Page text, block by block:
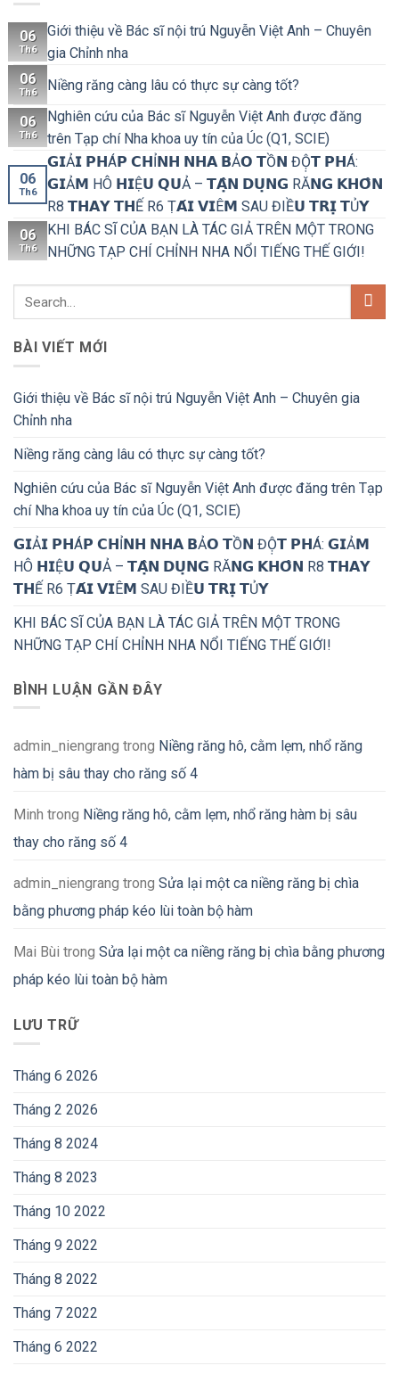
06
Th6
Giới thiệu về Bác sĩ nội trú Nguyễn Việt Anh – Chuyên
gia Chỉnh nha
06
Th6 Niềng răng càng lâu có thực sự càng tốt?
06
Th6
Nghiên cứu của Bác sĩ Nguyễn Việt Anh được đăng
trên Tạp chí Nha khoa uy tín của Úc (Q1, SCIE)
06
Th6
𝗚𝗜Ả𝗜 𝗣𝗛Á𝗣 𝗖𝗛Ỉ𝗡𝗛 𝗡𝗛𝗔 𝗕Ả𝗢 𝗧Ồ𝗡 ĐỘ̣𝗧 𝗣𝗛Á:
𝗚𝗜Ả𝗠 HÔ 𝗛𝗜Ệ𝗨 𝗤𝗨Ả – 𝗧𝗔̣̂𝗡 𝗗𝗨̣𝗡𝗚 RĂ𝗡𝗚 𝗞𝗛𝗢̂𝗡
R8 𝗧𝗛𝗔𝗬 𝗧𝗛Ế R6 Ṭ𝗔́𝗜 𝗩𝗜Ê𝗠 SAU ĐIỀ𝗨 𝗧𝗥𝗜̣ 𝗧Ủ𝗬
06
Th6
KHI BÁC SĨ CỦA BẠN LÀ TÁC GIẢ TRÊN MỘT TRONG
NHỮNG TẠP CHÍ CHỈNH NHA NỔI TIẾNG THẾ GIỚI!
BÀI VIẾT MỚI
Giới thiệu về Bác sĩ nội trú Nguyễn Việt Anh – Chuyên gia
Chỉnh nha
Niềng răng càng lâu có thực sự càng tốt?
Nghiên cứu của Bác sĩ Nguyễn Việt Anh được đăng trên Tạp
chí Nha khoa uy tín của Úc (Q1, SCIE)
𝗚𝗜Ả𝗜 𝗣𝗛Á𝗣 𝗖𝗛Ỉ𝗡𝗛 𝗡𝗛𝗔 𝗕Ả𝗢 𝗧Ồ𝗡 ĐỘ̣𝗧 𝗣𝗛Á: 𝗚𝗜Ả𝗠
HÔ 𝗛𝗜Ệ𝗨 𝗤𝗨Ả – 𝗧𝗔̣̂𝗡 𝗗𝗨̣𝗡𝗚 RĂ𝗡𝗚 𝗞𝗛𝗢̂𝗡 R8 𝗧𝗛𝗔𝗬
𝗧𝗛Ế R6 Ṭ𝗔́𝗜 𝗩𝗜Ê𝗠 SAU ĐIỀ𝗨 𝗧𝗥𝗜̣ 𝗧Ủ𝗬
KHI BÁC SĨ CỦA BẠN LÀ TÁC GIẢ TRÊN MỘT TRONG
NHỮNG TẠP CHÍ CHỈNH NHA NỔI TIẾNG THẾ GIỚI!
BÌNH LUẬN GẦN ĐÂY
admin_niengrang trong Niềng răng hô, cằm lẹm, nhổ răng
hàm bị sâu thay cho răng số 4
Minh trong Niềng răng hô, cằm lẹm, nhổ răng hàm bị sâu
thay cho răng số 4
admin_niengrang trong Sửa lại một ca niềng răng bị chìa
bằng phương pháp kéo lùi toàn bộ hàm
Mai Bùi trong Sửa lại một ca niềng răng bị chìa bằng phương
pháp kéo lùi toàn bộ hàm
LƯU TRỮ
Tháng 6 2026
Tháng 2 2026
Tháng 8 2024
Tháng 8 2023
Tháng 10 2022
Tháng 9 2022
Tháng 8 2022
Tháng 7 2022
Tháng 6 2022